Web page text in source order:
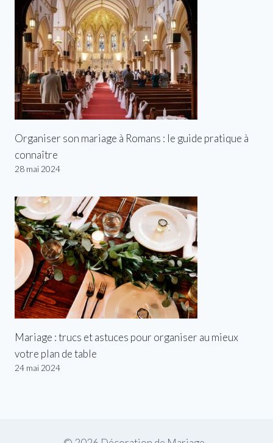
Organiser son mariage à Romans : le guide pratique à
connaître
28 mai 2024
Mariage : trucs et astuces pour organiser au mieux
votre plan de table
24 mai 2024